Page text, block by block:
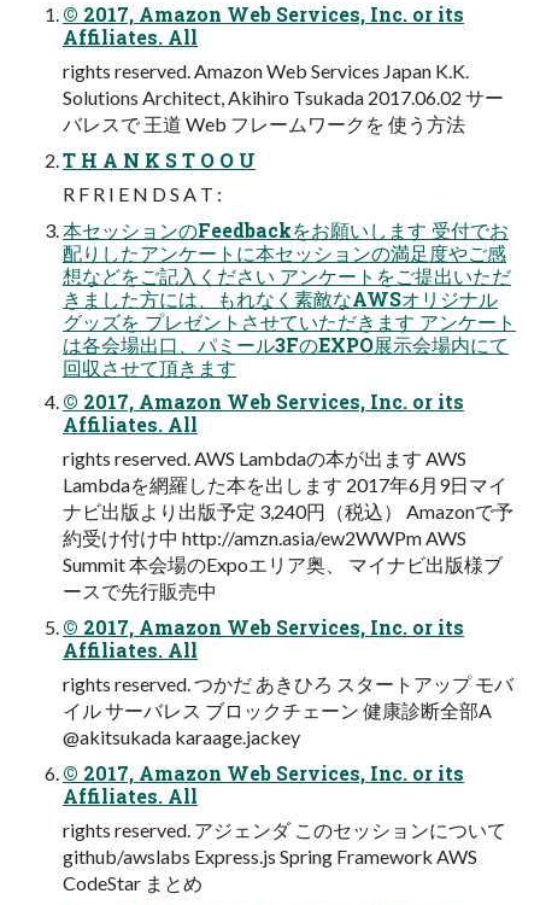
© 2017, Amazon Web Services, Inc. or its
Affiliates. All
rights reserved. Amazon Web Services Japan K.K.
Solutions Architect, Akihiro Tsukada 2017.06.02 サー
バレスで 王道 Web フレームワークを 使う⽅法
T H A N K S T O O U
R F R I E N D S A T :
本セッションのFeedbackをお願いします 受付でお
配りしたアンケートに本セッションの満⾜度やご感
想などをご記⼊ください アンケートをご提出いただ
きました⽅には、もれなく素敵なAWSオリジナル
グッズを プレゼントさせていただきます アンケート
は各会場出⼝、パミール3FのEXPO展⽰会場内にて
回収させて頂きます
© 2017, Amazon Web Services, Inc. or its
Affiliates. All
rights reserved. AWS Lambdaの本が出ます AWS
Lambdaを網羅した本を出します 2017年6⽉9⽇マイ
ナビ出版より出版予定 3,240円（税込） Amazonで予
約受け付け中 http://amzn.asia/ew2WWPm AWS
Summit 本会場のExpoエリア奥、 マイナビ出版様ブ
ースで先⾏販売中
© 2017, Amazon Web Services, Inc. or its
Affiliates. All
rights reserved. つかだ あきひろ スタートアップ モバ
イル サーバレス ブロックチェーン 健康診断全部A
@akitsukada karaage.jackey
© 2017, Amazon Web Services, Inc. or its
Affiliates. All
rights reserved. アジェンダ このセッションについて
github/awslabs Express.js Spring Framework AWS
CodeStar まとめ